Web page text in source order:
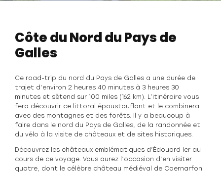
Côte du Nord du Pays de
Galles
Ce road-trip du nord du Pays de Galles a une durée de
trajet d’environ 2 heures 40 minutes à 3 heures 30
minutes et s´étend sur 100 miles (162 km). L’itinéraire vous
fera découvrir ce littoral époustouflant et le combinera
avec des montagnes et des forêts. Il y a beaucoup à
faire dans le nord du Pays de Galles, de la randonnée et
du vélo à la visite de châteaux et de sites historiques.
Découvrez les châteaux emblématiques d’Édouard Ier au
cours de ce voyage. Vous aurez l’occasion d’en visiter
quatre, dont le célèbre château médiéval de Caernarfon